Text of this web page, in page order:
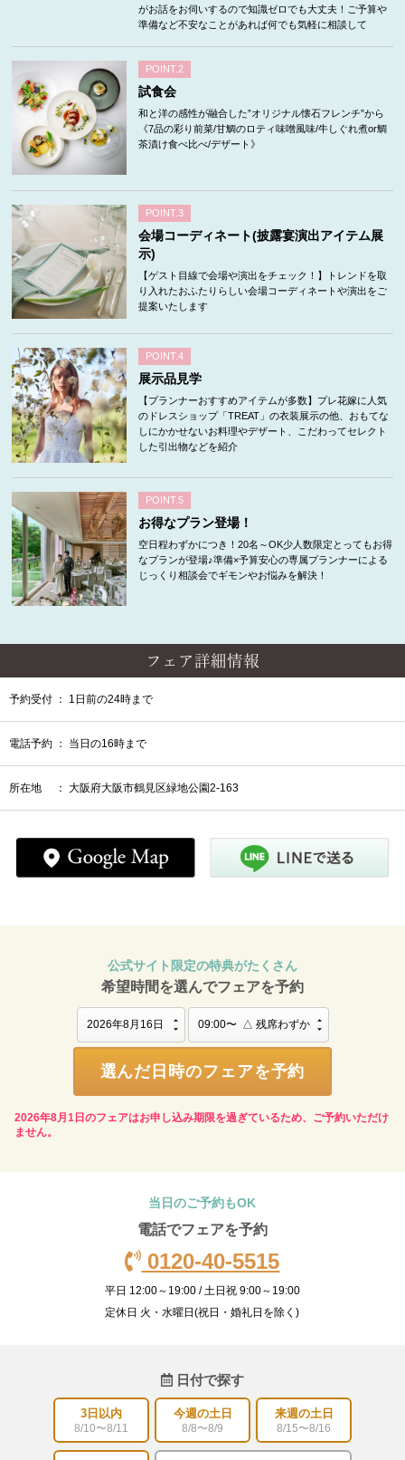
がお話をお伺いするので知識ゼロでも大丈夫！ご予算や
準備など不安なことがあれば何でも気軽に相談して
POINT.2
試食会
和と洋の感性が融合した”オリジナル懐石フレンチ”から
《7品の彩り前菜/甘鯛のロティ味噌風味/牛しぐれ煮or鯛
茶漬け食べ比べ/デザート》
POINT.3
会場コーディネート(披露宴演出アイテム展
示)
【ゲスト目線で会場や演出をチェック！】トレンドを取
り入れたおふたりらしい会場コーディネートや演出をご
提案いたします
POINT.4
展示品見学
【プランナーおすすめアイテムが多数】プレ花嫁に人気
のドレスショップ「TREAT」の衣装展示の他、おもてな
しにかかせないお料理やデザート、こだわってセレクト
した引出物などを紹介
POINT.5
お得なプラン登場！
空日程わずかにつき！20名～OK少人数限定とってもお得
なプランが登場♪準備×予算安心の専属プランナーによる
じっくり相談会でギモンやお悩みを解決！
フェア 詳細情報
予約受付 ： 1日前の24時まで
電話予約 ： 当日の16時まで
所在地 ： 大阪府大阪市鶴見区緑地公園2-163
公式サイト限定の特典がたくさん
希望時間を選んでフェアを予約
選んだ日時のフェアを予約
2026年8月1日のフェアはお申し込み期限を過ぎているため、ご予約いただけ
ません。
当日のご予約もOK
電話でフェアを予約
0120-40-5515
平日 12:00～19:00 / 土日祝 9:00～19:00
定休日 火・水曜日(祝日・婚礼日を除く)
日付で探す
3日以内
8/10〜8/11
今週の土日
8/8〜8/9
来週の土日
8/15〜8/16